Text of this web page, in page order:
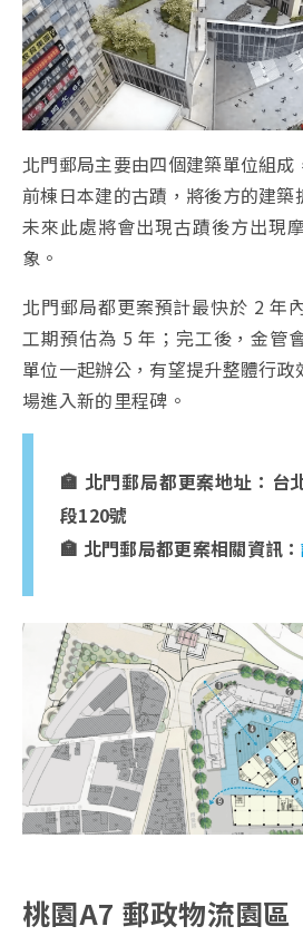
北門郵局主要由四個建築單位組
前棟日本建的古蹟，將後方的建
未來此處將會出現古蹟後方出現
象。
北門郵局都更案預計最快於 2 年
工期預估為 5 年；完工後，金管
單位一起辦公，有望提升整體行
場進入新的里程碑。
🏣 北門郵局都更案地址：台
段120號
🏣 北門郵局都更案相關資訊：
桃園A7 郵政物流園區